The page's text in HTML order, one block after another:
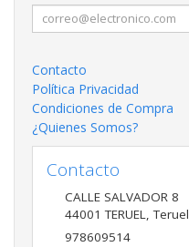
Contacto
Política Privacidad
Condiciones de Compra
¿Quienes Somos?
Contacto
CALLE SALVADOR 8
44001 TERUEL,Teruel
978609514